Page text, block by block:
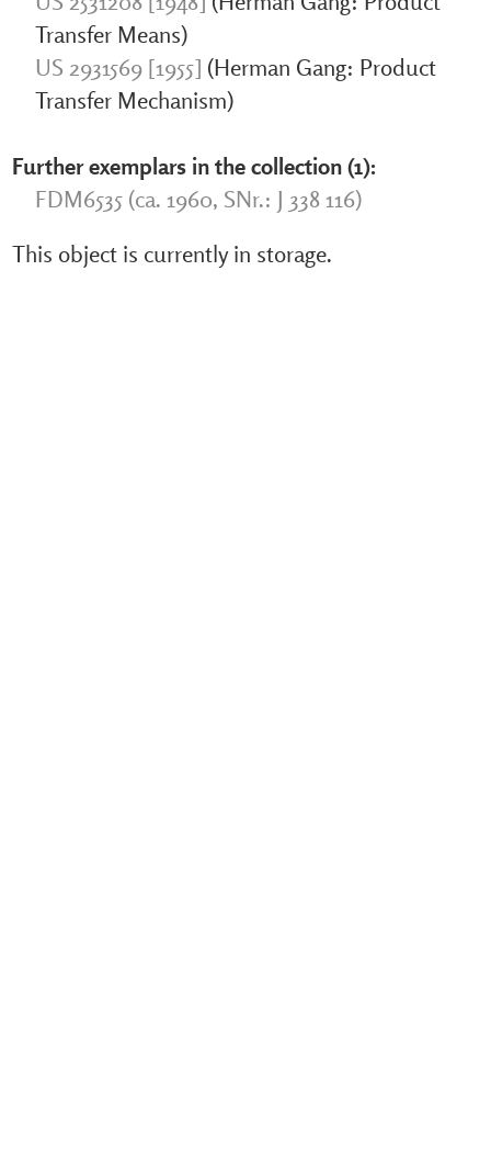
Transfer Means)
US 2931569 [1955] (Herman Gang: Product
Transfer Mechanism)
Further exemplars in the collection (1):
FDM6535 (ca. 1960, SNr.: J 338 116)
This object is currently in storage.